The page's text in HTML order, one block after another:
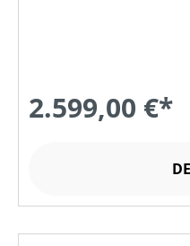
2.599,00 €*